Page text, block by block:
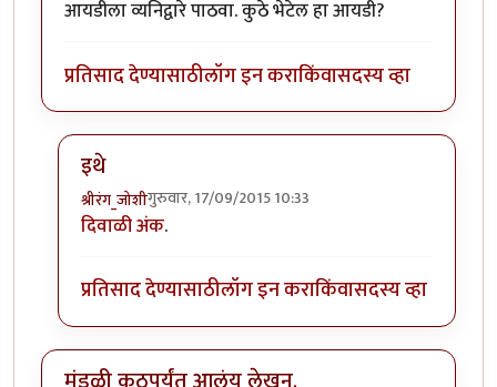
आयडीला व्यनिद्वारे पाठवा. कुठे भेटेल हा आयडी?
प्रतिसाद देण्यासाठीलॉग इन कराकिंवासदस्य व्हा
इथे
श्रीरंग_जोशीगुरुवार, 17/09/2015 10:33
In reply toइच्छुक...
दिवाळी अंक.
प्रतिसाद देण्यासाठीलॉग इन कराकिंवासदस्य व्हा